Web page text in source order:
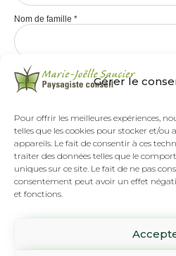
Gérer le
Pour offrir les meilleures expériences,
telles que les cookies pour stocker et/
appareils. Le fait de consentir à ces
traiter des données telles que le
uniques sur ce site. Le fait de ne pas
consentement peut avoir un effet
et fonctions.
Nom de famille *
SUR RENDEZ-